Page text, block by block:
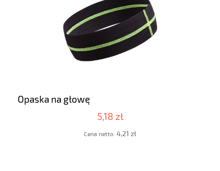
Opaska na głowę
5,18 zł
Cena netto: 4,21 zł